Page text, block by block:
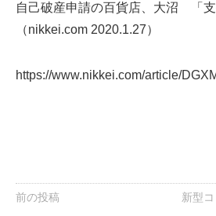
自己破産申請の百貨店、大沼 「支
（nikkei.com 2020.1.27）
https://www.nikkei.com/article/
前の投稿
新型